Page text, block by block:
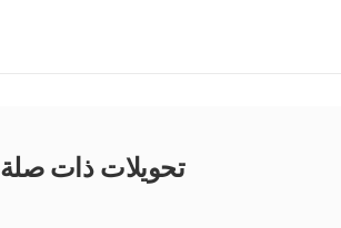
تحويلات ذات صلة